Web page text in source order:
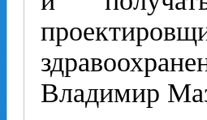
Владимир